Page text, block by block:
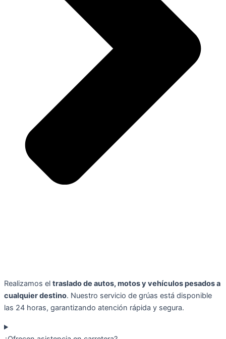
Realizamos el traslado de autos, motos y vehículos pesados a
cualquier destino. Nuestro servicio de grúas está disponible
las 24 horas, garantizando atención rápida y segura.